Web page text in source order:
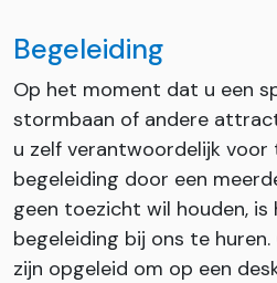
Begeleiding
Op het moment dat u een
stormbaan of andere
u zelf verantwoordelijk voor
begeleiding door een
geen toezicht wil houden,
begeleiding bij ons te
zijn opgeleid om op een